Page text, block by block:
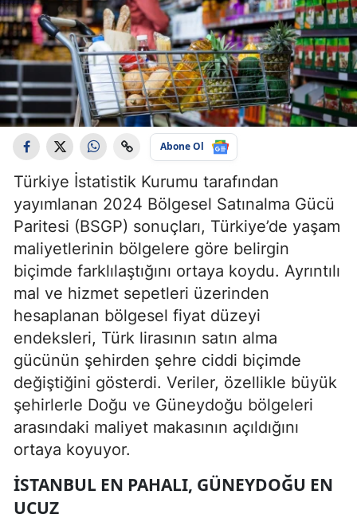
Abone Ol
Türkiye İstatistik Kurumu tarafından
yayımlanan 2024 Bölgesel Satınalma Gücü
Paritesi (BSGP) sonuçları, Türkiye’de yaşam
maliyetlerinin bölgelere göre belirgin
biçimde farklılaştığını ortaya koydu. Ayrıntılı
mal ve hizmet sepetleri üzerinden
hesaplanan bölgesel fiyat düzeyi
endeksleri, Türk lirasının satın alma
gücünün şehirden şehre ciddi biçimde
değiştiğini gösterdi. Veriler, özellikle büyük
şehirlerle Doğu ve Güneydoğu bölgeleri
arasındaki maliyet makasının açıldığını
ortaya koyuyor.
İSTANBUL EN PAHALI, GÜNEYDOĞU EN
UCUZ